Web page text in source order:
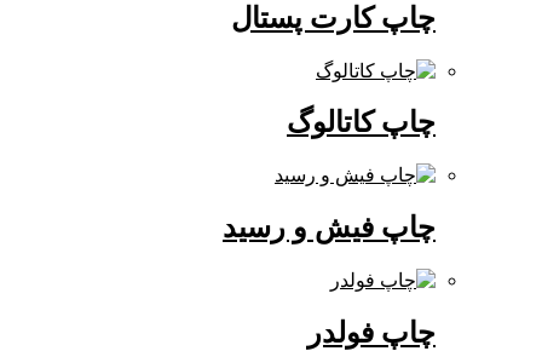
چاپ کارت پستال
چاپ کاتالوگ
چاپ فیش و رسید
چاپ فولدر